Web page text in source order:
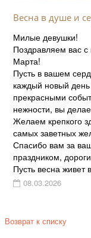
Весна в душе и
Милые девушки!
Поздравляем вас
Марта!
Пусть в вашем
каждый новый
прекрасными
нежности, вы
Желаем крепкого
самых заветных
Спасибо вам за
праздником,
Пусть весна живет
08.03.2026
Возврат к списку